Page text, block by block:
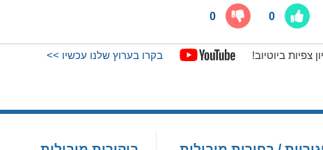
0
0
בקרו בערוץ שלנו עכשיו >>